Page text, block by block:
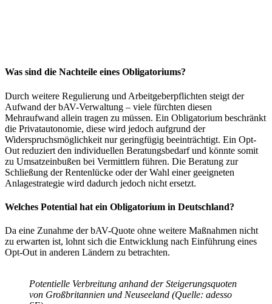
Was sind die Nachteile eines Obligatoriums?
Durch weitere Regulierung und Arbeitgeberpflichten steigt der
Aufwand der bAV-Verwaltung – viele fürchten diesen
Mehraufwand allein tragen zu müssen. Ein Obligatorium beschränkt
die Privatautonomie, diese wird jedoch aufgrund der
Widerspruchsmöglichkeit nur geringfügig beeinträchtigt. Ein Opt-
Out reduziert den individuellen Beratungsbedarf und könnte somit
zu Umsatzeinbußen bei Vermittlern führen. Die Beratung zur
Schließung der Rentenlücke oder der Wahl einer geeigneten
Anlagestrategie wird dadurch jedoch nicht ersetzt.
Welches Potential hat ein Obligatorium in Deutschland?
Da eine Zunahme der bAV-Quote ohne weitere Maßnahmen nicht
zu erwarten ist, lohnt sich die Entwicklung nach Einführung eines
Opt-Out in anderen Ländern zu betrachten.
Potentielle Verbreitung anhand der Steigerungsquoten
von Großbritannien und Neuseeland (Quelle: adesso